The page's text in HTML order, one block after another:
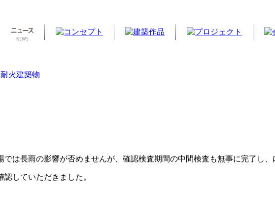
火建築物
は長雨の影響が否めませんが、確認検査期間の中間検査も無事に完了し、
していただきました。